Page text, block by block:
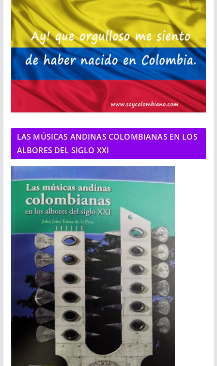
LAS MÚSICAS ANDINAS COLOMBIANAS EN LOS
ALBORES DEL SIGLO XXI